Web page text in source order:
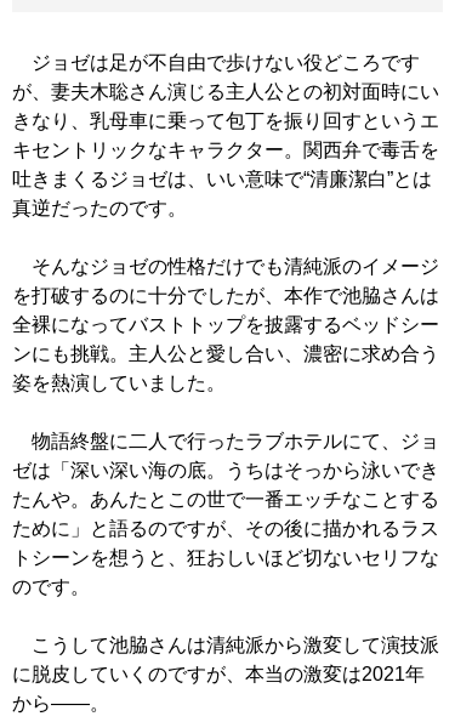
ジョゼは足が不自由で歩けない役どころです
が、妻夫木聡さん演じる主人公との初対面時にい
きなり、乳母車に乗って包丁を振り回すというエ
キセントリックなキャラクター。関西弁で毒舌を
吐きまくるジョゼは、いい意味で“清廉潔白”とは
真逆だったのです。
そんなジョゼの性格だけでも清純派のイメージ
を打破するのに十分でしたが、本作で池脇さんは
全裸になってバストトップを披露するベッドシー
ンにも挑戦。主人公と愛し合い、濃密に求め合う
姿を熱演していました。
物語終盤に二人で行ったラブホテルにて、ジョ
ゼは「深い深い海の底。うちはそっから泳いでき
たんや。あんたとこの世で一番エッチなことする
ために」と語るのですが、その後に描かれるラス
トシーンを想うと、狂おしいほど切ないセリフな
のです。
こうして池脇さんは清純派から激変して演技派
に脱皮していくのですが、本当の激変は2021年
から――。